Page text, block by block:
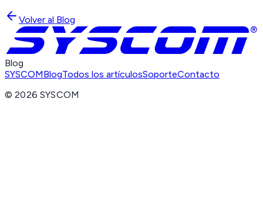
Volver al Blog
Blog
SYSCOMBlogTodos los artículosSoporteContacto
©2026 SYSCOM